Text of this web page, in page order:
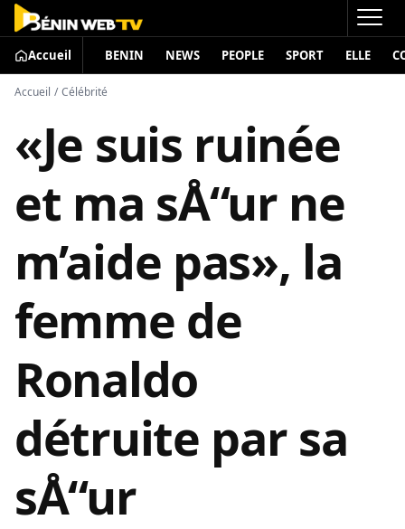
Accueil BENIN NEWS PEOPLE SPORT ELLE
Accueil / Célébrité
«Je suis ruinée
et ma sÅ“ur ne
m’aide pas», la
femme de
Ronaldo
détruite par sa
sÅ“ur